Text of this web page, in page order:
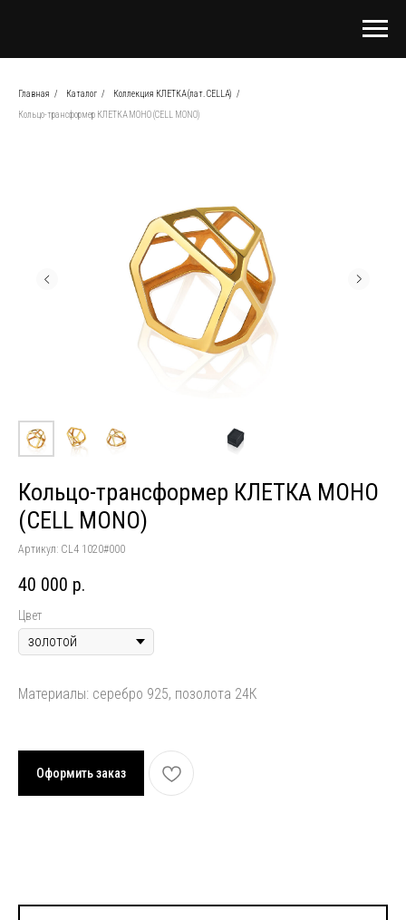
Главная / Каталог / Коллекция КЛЕТКА (лат. CELLA) /
Кольцо-трансформер КЛЕТКА МОНО (CELL MONO)
Кольцо-трансформер КЛЕТКА МОНО
(CELL MONO)
Артикул: CL4 1020#000
40 000 р.
Цвет
Материалы: серебро 925, позолота 24К
Оформить заказ